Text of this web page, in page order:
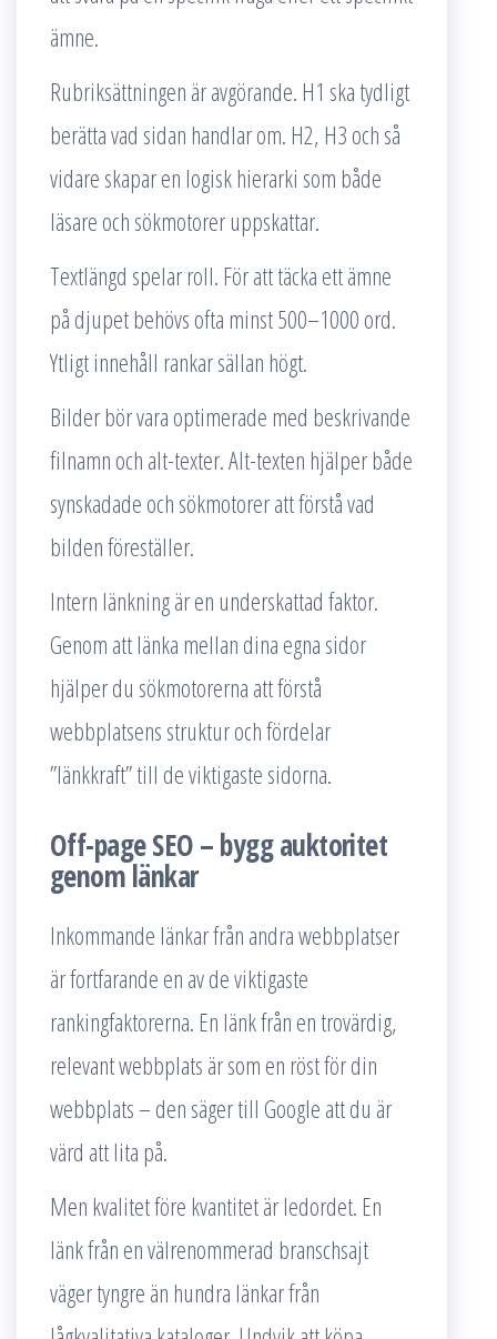
ämne.
Rubriksättningen är avgörande. H1 ska tydligt
berätta vad sidan handlar om. H2, H3 och så
vidare skapar en logisk hierarki som både
läsare och sökmotorer uppskattar.
Textlängd spelar roll. För att täcka ett ämne
på djupet behövs ofta minst 500–1000 ord.
Ytligt innehåll rankar sällan högt.
Bilder bör vara optimerade med beskrivande
filnamn och alt-texter. Alt-texten hjälper både
synskadade och sökmotorer att förstå vad
bilden föreställer.
Intern länkning är en underskattad faktor.
Genom att länka mellan dina egna sidor
hjälper du sökmotorerna att förstå
webbplatsens struktur och fördelar
”länkkraft” till de viktigaste sidorna.
Off-page SEO – bygg auktoritet
genom länkar
Inkommande länkar från andra webbplatser
är fortfarande en av de viktigaste
rankingfaktorerna. En länk från en trovärdig,
relevant webbplats är som en röst för din
webbplats – den säger till Google att du är
värd att lita på.
Men kvalitet före kvantitet är ledordet. En
länk från en välrenommerad branschsajt
väger tyngre än hundra länkar från